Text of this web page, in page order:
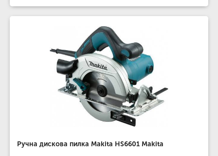
Ручна дискова пилка Makita HS6601 Makita